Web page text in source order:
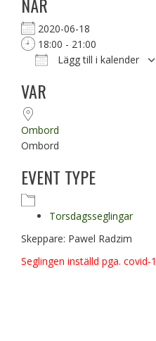
2020-06-18
18:00 - 21:00
Lägg till i kalender
VAR
Ombord
Ombord
EVENT TYPE
Torsdagsseglingar
Skeppare: Pawel Radzim
Seglingen inställd pga. covid-